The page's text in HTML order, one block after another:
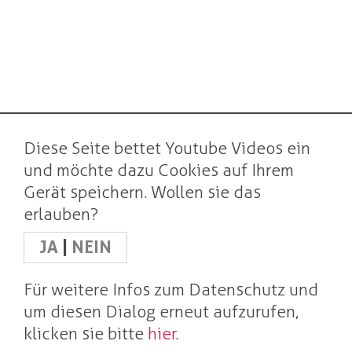
Diese Seite bettet Youtube Videos ein
und möchte dazu Cookies auf Ihrem
Gerät speichern. Wollen sie das
erlauben?
JA
NEIN
Für weitere Infos zum Datenschutz und
um diesen Dialog erneut aufzurufen,
klicken sie bitte hier.